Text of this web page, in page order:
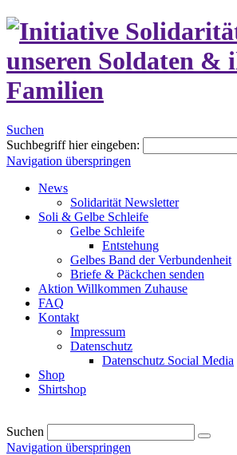
Suchen
Suchbegriff hier eingeben:
Navigation überspringen
News
Solidarität Newsletter
Soli & Gelbe Schleife
Gelbe Schleife
Entstehung
Gelbes Band der Verbundenheit
Briefe & Päckchen senden
Aktion Willkommen Zuhause
FAQ
Kontakt
Impressum
Datenschutz
Datenschutz Social Media
Shop
Shirtshop
Suchen
Navigation überspringen